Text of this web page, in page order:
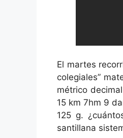
El martes
colegiales”
métrico
15 km 7hm 9
125 g.
santillana